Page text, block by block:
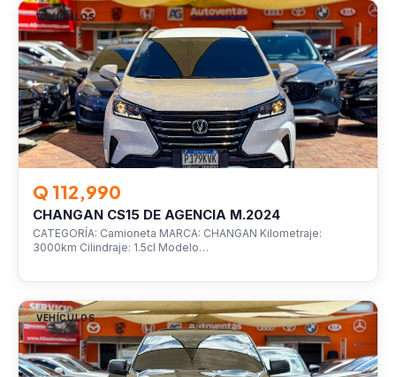
VEHÍCULOS
Q 112,990
CHANGAN CS15 DE AGENCIA M.2024
CATEGORÍA: Camioneta MARCA: CHANGAN Kilometraje:
3000km Cilindraje: 1.5cl Modelo…
VEHÍCULOS